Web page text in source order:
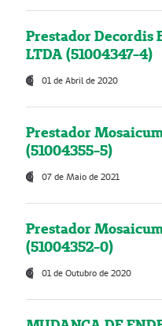
Prestador Decordis
LTDA (51004347-4)
01 de Abril de 2020
Prestador
(51004355-5)
07 de Maio de 2021
Prestador
(51004352-0)
01 de Outubro de 2020